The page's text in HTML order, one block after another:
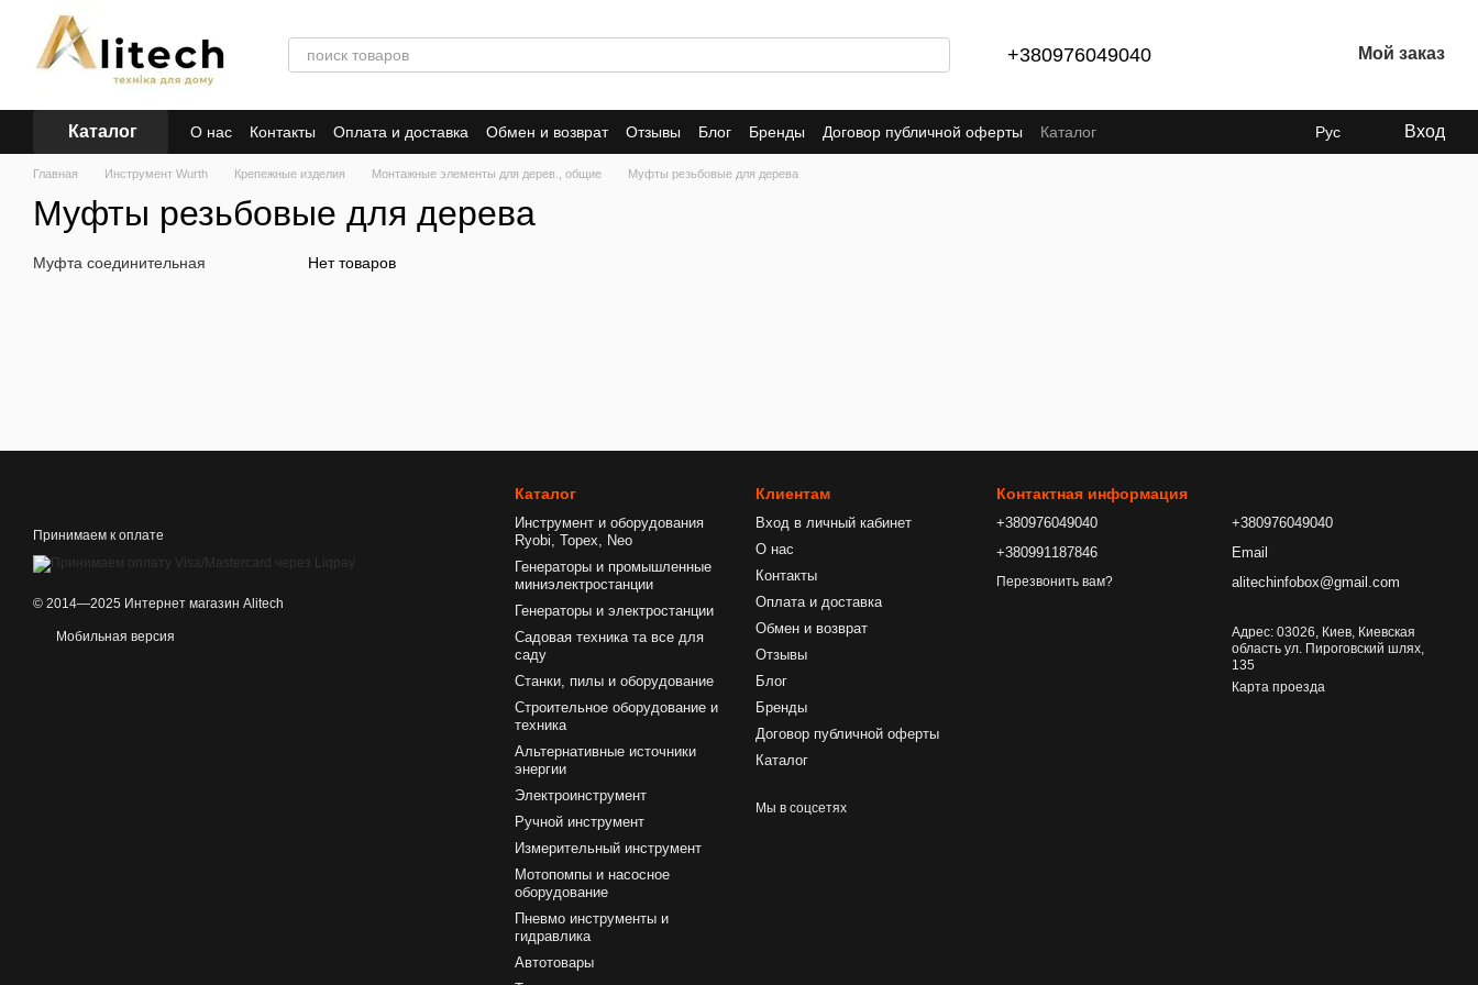
Перейти к основному контенту
+380976049040 Мой заказ
Каталог О нас Контакты Оплата и доставка Обмен и возврат Отзывы Блог Бренды Договор публичной оферты Каталог Рус Вход
Главная Инструмент Wurth Крепежные изделия Монтажные элементы для дерев., общие Муфты резьбовые для дерева
Муфты резьбовые для дерева
Нет товаров
Муфта соединительная
Принимаем к оплате
© 2014—2025 Интернет магазин Alitech
Мобильная версия
Каталог
Инструмент и оборудования
Ryobi, Topex, Neo
Генераторы и промышленные
миниэлектростанции
Генераторы и электростанции
Садовая техника та все для
саду
Станки, пилы и оборудование
Строительное оборудование и
техника
Альтернативные источники
энергии
Электроинструмент
Ручной инструмент
Измерительный инструмент
Мотопомпы и насосное
оборудование
Пневмо инструменты и
гидравлика
Автотовары
Клиентам
Вход в личный кабинет
О нас
Контакты
Оплата и доставка
Обмен и возврат
Отзывы
Блог
Бренды
Договор публичной оферты
Каталог
Мы в соцсетях
Контактная информация
+380976049040
+380991187846
Перезвонить вам?
+380976049040
Email
alitechinfobox@gmail.com
Адрес: 03026, Киев, Киевская
область ул. Пироговский шлях,
135
Карта проезда